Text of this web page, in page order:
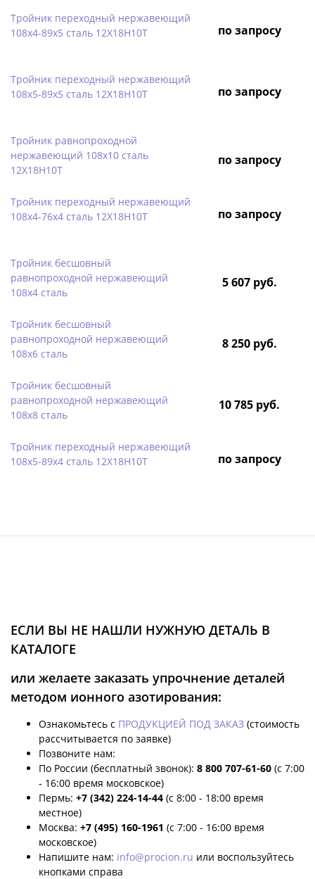
Тройник переходный нержавеющий
108х4-89х5 сталь 12Х18Н10Т
по запросу
Тройник переходный нержавеющий
108х5-89х5 сталь 12Х18Н10Т
по запросу
Тройник равнопроходной
нержавеющий 108х10 сталь
12Х18Н10Т
по запросу
Тройник переходный нержавеющий
108х4-76х4 сталь 12Х18Н10Т
по запросу
Тройник бесшовный
равнопроходной нержавеющий
108х4 сталь
5 607 руб.
Тройник бесшовный
равнопроходной нержавеющий
108х6 сталь
8 250 руб.
Тройник бесшовный
равнопроходной нержавеющий
108х8 сталь
10 785 руб.
Тройник переходный нержавеющий
108х5-89х4 сталь 12Х18Н10Т
по запросу
ЕСЛИ ВЫ НЕ НАШЛИ НУЖНУЮ ДЕТАЛЬ В
КАТАЛОГЕ
или желаете заказать упрочнение деталей
методом ионного азотирования:
Ознакомьтесь с ПРОДУКЦИЕЙ ПОД ЗАКАЗ (стоимость
рассчитывается по заявке)
Позвоните нам:
По России (бесплатный звонок): 8 800 707-61-60 (с 7:00
- 16:00 время московское)
Пермь: +7 (342) 224-14-44 (с 8:00 - 18:00 время
местное)
Москва: +7 (495) 160-1961 (с 7:00 - 16:00 время
московское)
Напишите нам: info@procion.ru или воспользуйтесь
кнопками справа